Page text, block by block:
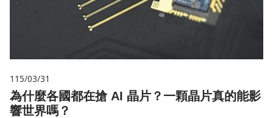
115/03/31
為什麼各國都在搶 AI 晶片？一顆晶片真的能影
響世界嗎？